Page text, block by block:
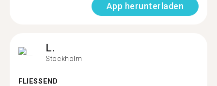
App herunterladen
L.
Stockholm
FLIESSEND